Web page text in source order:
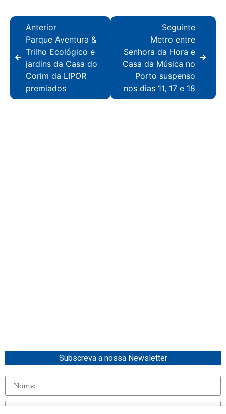
Anterior
Parque Aventura &
Trilho Ecológico e
jardins da Casa do
Corim da LIPOR
premiados
Seguinte
Metro entre
Senhora da Hora e
Casa da Música no
Porto suspenso
nos dias 11, 17 e 18
Subscreva a nossa Newsletter